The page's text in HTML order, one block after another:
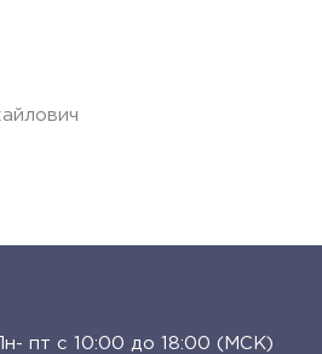
Пн- пт с 10:00 до 18:00 (МСК)